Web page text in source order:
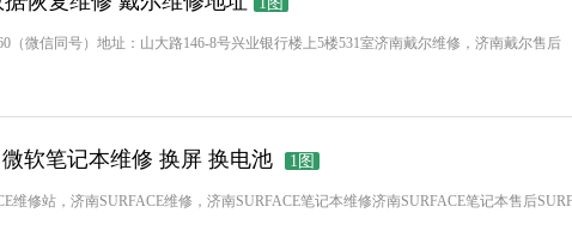
（微信同号）地址：山大路146-8号兴业银行楼上5楼531室济南戴尔维修，济南戴尔售后
软笔记本维修 换屏 换电池 1图
维修站，济南SURFACE维修，济南SURFACE笔记本维修济南SURFACE笔记本售后